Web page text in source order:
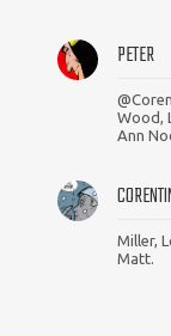
PETER
Wood,
Ann
Miller,
Matt.